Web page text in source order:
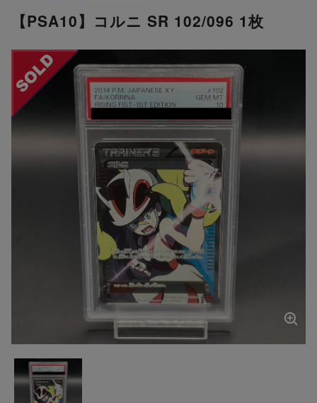
【PSA10】コルニ SR 102/096 1枚